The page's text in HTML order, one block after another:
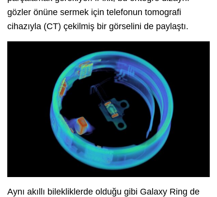
gözler önüne sermek için telefonun tomografi
cihazıyla (CT) çekilmiş bir görselini de paylaştı.
Aynı akıllı bilekliklerde olduğu gibi Galaxy Ring de